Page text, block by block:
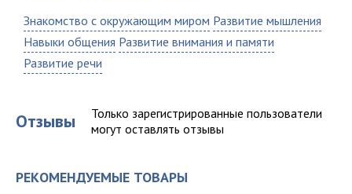
Знакомство с окружающим миром Развитие мышления
Навыки общения Развитие внимания и памяти
Развитие речи
Отзывы
Только зарегистрированные пользователи
могут оставлять отзывы
РЕКОМЕНДУЕМЫЕ ТОВАРЫ